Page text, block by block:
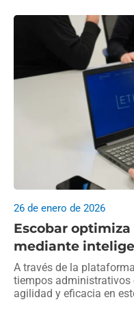
Escobar
mediante
26 de enero de 2026
A través de la
tiempos administrativos
agilidad y eficacia en